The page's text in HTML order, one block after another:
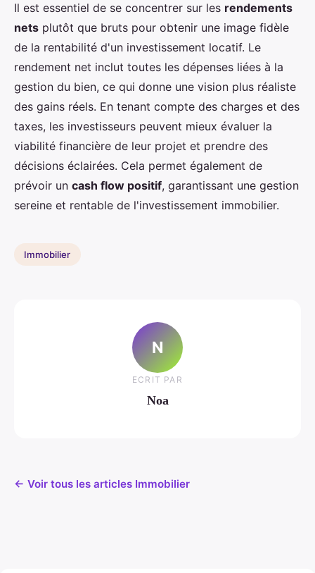
Il est essentiel de se concentrer sur les rendements
nets plutôt que bruts pour obtenir une image fidèle
de la rentabilité d'un investissement locatif. Le
rendement net inclut toutes les dépenses liées à la
gestion du bien, ce qui donne une vision plus réaliste
des gains réels. En tenant compte des charges et des
taxes, les investisseurs peuvent mieux évaluer la
viabilité financière de leur projet et prendre des
décisions éclairées. Cela permet également de
prévoir un cash flow positif, garantissant une gestion
sereine et rentable de l'investissement immobilier.
Immobilier
N
ECRIT PAR
Noa
← Voir tous les articles Immobilier